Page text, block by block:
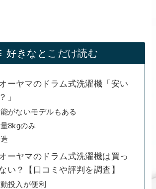
好きなとこだけ読む
ーヤマのドラム式洗濯機「安い
」
がないモデルもある
8kgのみ
ーヤマのドラム式洗濯機は買っ
い？【口コミや評判を調査】
投入が便利